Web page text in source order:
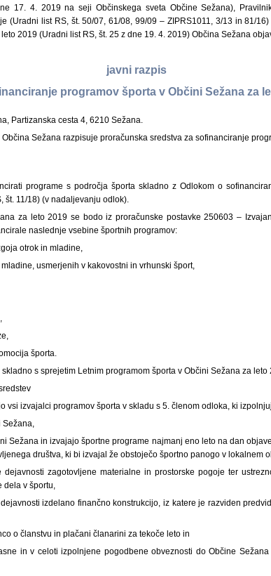
17. 4. 2019 na seji Občinskega sveta Občine Sežana),
(Uradni list RS, št. 50/07, 61/08, 99/09 – ZIPRS1011, 3/13 in 81/
2019 (Uradni list RS, št. 25 z dne 19. 4. 2019) Občina Sežana
javni razpis
programov športa v Občini Sežana za
Partizanska cesta 4, 6210 Sežana.
Sežana razpisuje proračunska sredstva za sofinanciranje
programe s področja športa skladno z Odlokom o
št. 11/18) (v nadaljevanju odlok).
za leto 2019 se bodo iz proračunske postavke 250603 –
naslednje vsebine športnih programov:
otrok in mladine,
usmerjenih v kakovostni in vrhunski šport,
športa.
s sprejetim Letnim programom športa v Občini Sežana za leto
vsi izvajalci programov športa v skladu s 5. členom odloka, ki
Sežana,
Sežana in izvajajo športne programe najmanj eno leto na dan
društva, ki bi izvajal že obstoječo športno panogo v lokalnem
zagotovljene materialne in prostorske pogoje ter
dela v športu,
izdelano finančno konstrukcijo, iz katere je razviden
o članstvu in plačani članarini za tekoče leto in
in v celoti izpolnjene pogodbene obveznosti do Občine